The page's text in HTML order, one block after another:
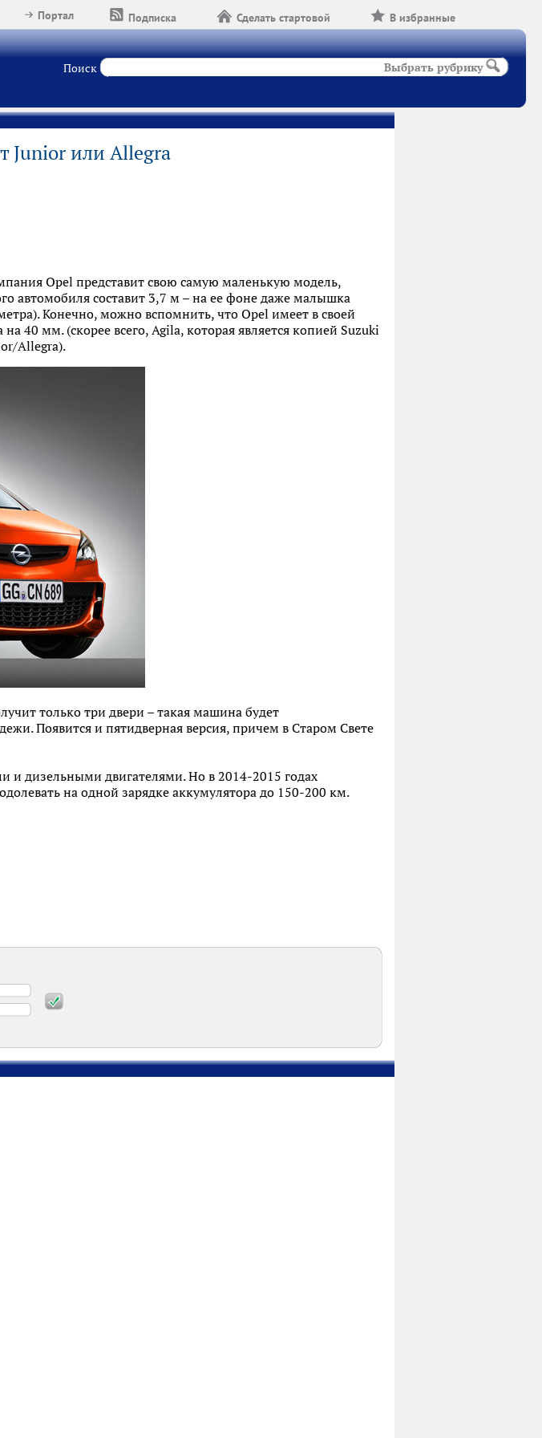
В избранные
Сделать стартовой
Подписка
Портал
Поиск Выбрать рубрику
Junior или Allegra
Opel представит свою самую маленькую модель,
автомобиля составит 3,7 м – на ее фоне даже малышка
Конечно, можно вспомнить, что Opel имеет в своей
40 мм. (скорее всего, Agila, которая является копией Suzuki
Allegra).
только три двери – такая машина будет
Появится и пятидверная версия, причем в Старом Свете
дизельными двигателями. Но в 2014-2015 годах
на одной зарядке аккумулятора до 150-200 км.